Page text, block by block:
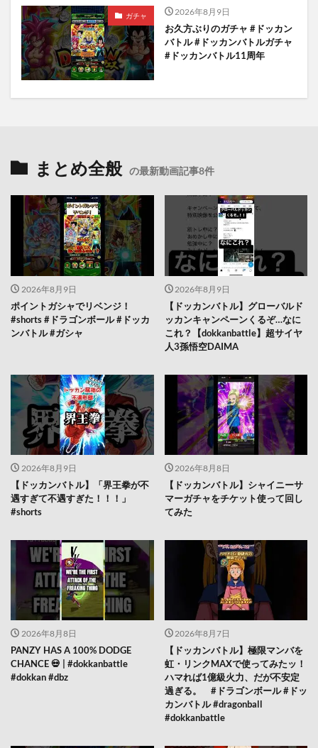
ガチャ 2026年8月9日
お久方ぶりのガチャ #ドッカン
バトル #ドッカンバトルガチャ
#ドッカンバトル11周年
まとめ全般 の最新動画記事8件
2026年8月9日
ポイントガシャでリベンジ！
#shorts #ドラゴンボール #ドッカ
ンバトル #ガシャ
2026年8月9日
【ドッカンバトル】グローバルド
ッカンキャンペーンくるぞ…なに
これ？【dokkanbattle】超サイヤ
人3孫悟空DAIMA
2026年8月9日
【ドッカンバトル】「界王拳が不
遇すぎて不遇すぎた！！！」
#shorts
2026年8月8日
【ドッカンバトル】シャイニーサ
マーガチャをチケット使って回し
てみた
2026年8月8日
PANZY HAS A 100% DODGE
CHANCE 💀 | #dokkanbattle
#dokkan #dbz
2026年8月7日
【ドッカンバトル】極限マンバを
虹・リンクMAXで使ってみたッ！
ハマれば1億級火力、だが不安定
過ぎる。 #ドラゴンボール #ドッ
カンバトル #dragonball
#dokkanbattle